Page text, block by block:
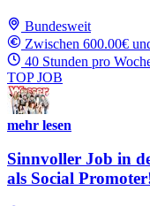
Bundesweit
Zwischen 600.00€
40 Stunden pro
TOP JOB
mehr lesen
Sinnvoller Job in
als Social